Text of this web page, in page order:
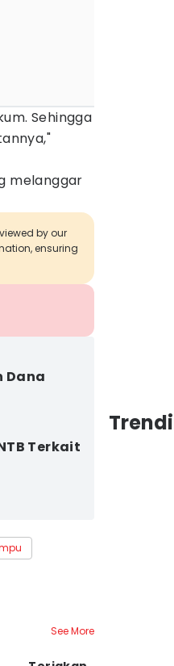
Sehingga
melanggar
by our
ensuring
Dana
Terkait
See More